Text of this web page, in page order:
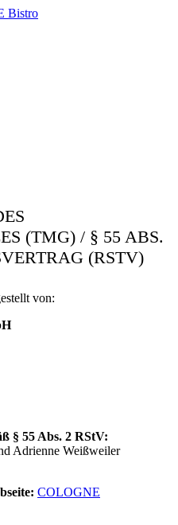
(TMG) / § 55 ABS.
(RSTV)
von:
§ 55 Abs. 2 RStV:
Adrienne Weißweiler
COLOGNE